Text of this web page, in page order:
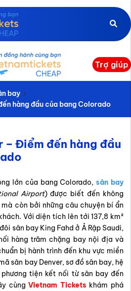
Trợ giúp
bay
hàng đầu của bang Colorado
– Điểm đến hàng đầu
lớn của bang Colorado,sân bay
Airport) được biết đến không
còn bởi những câu chuyện bí ẩn
Với diện tích lên tới 137,8 km²
sân bay King Fahd ở Ả Rập Saudi,
hàng trăm chặng bay nội địa và
bị hành trình đến khu vực miền
sân bay Denver, sơ đồ sân bay, hệ
tiện kết nối từ sân bay đến
cùngVietnam Tickets khám phá